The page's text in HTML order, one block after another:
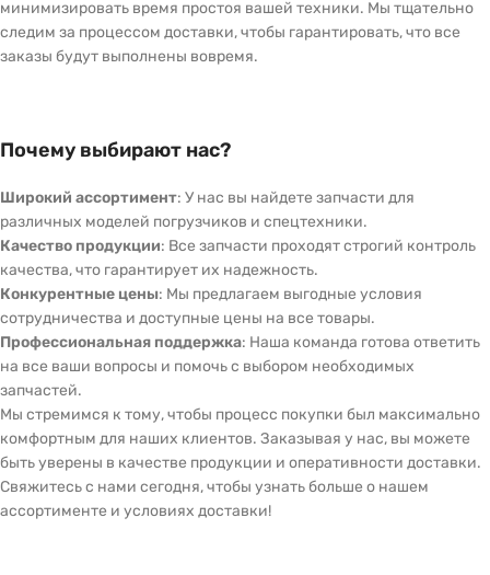
минимизировать время простоя вашей техники. Мы тщательно
следим за процессом доставки, чтобы гарантировать, что все
заказы будут выполнены вовремя.
Почему выбирают нас?
Широкий ассортимент: У нас вы найдете запчасти для
различных моделей погрузчиков и спецтехники.
Качество продукции: Все запчасти проходят строгий контроль
качества, что гарантирует их надежность.
Конкурентные цены: Мы предлагаем выгодные условия
сотрудничества и доступные цены на все товары.
Профессиональная поддержка: Наша команда готова ответить
на все ваши вопросы и помочь с выбором необходимых
запчастей.
Мы стремимся к тому, чтобы процесс покупки был максимально
комфортным для наших клиентов. Заказывая у нас, вы можете
быть уверены в качестве продукции и оперативности доставки.
Свяжитесь с нами сегодня, чтобы узнать больше о нашем
ассортименте и условиях доставки!